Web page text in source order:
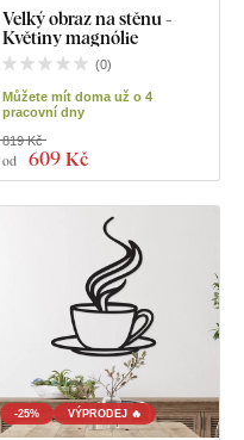
Velký obraz na stěnu -
Květiny magnólie
(0)
Můžete mít doma už o 4
pracovní dny
od 609 Kč
819 Kč
-25% VÝPRODEJ 🔥